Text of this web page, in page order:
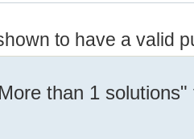
to have a valid
than 1